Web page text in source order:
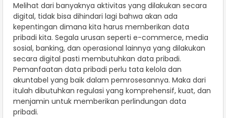
Melihat dari banyaknya aktivitas yang dilakukan secara
digital, tidak bisa dihindari lagi bahwa akan ada
kepentingan dimana kita harus memberikan data
pribadi kita. Segala urusan seperti e-commerce, media
sosial, banking, dan operasional lainnya yang dilakukan
secara digital pasti membutuhkan data pribadi.
Pemanfaatan data pribadi perlu tata kelola dan
akuntabel yang baik dalam pemrosesannya. Maka dari
itulah dibutuhkan regulasi yang komprehensif, kuat, dan
menjamin untuk memberikan perlindungan data
pribadi.